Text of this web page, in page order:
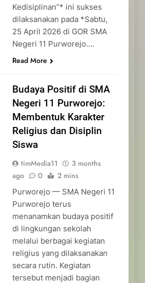
Kedisiplinan”* ini sukses
dilaksanakan pada *Sabtu,
25 April 2026 di GOR SMA
Negeri 11 Purworejo….
Read More
Budaya Positif di SMA
Negeri 11 Purworejo:
Membentuk Karakter
Religius dan Disiplin
Siswa
timMedia11
3 months
ago
0 2 mins
Purworejo — SMA Negeri 11
Purworejo terus
menanamkan budaya positif
di lingkungan sekolah
melalui berbagai kegiatan
religius yang dilaksanakan
secara rutin. Kegiatan
tersebut menjadi bagian